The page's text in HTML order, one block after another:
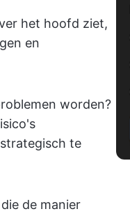
het hoofd ziet,
en
worden?
te
de manier